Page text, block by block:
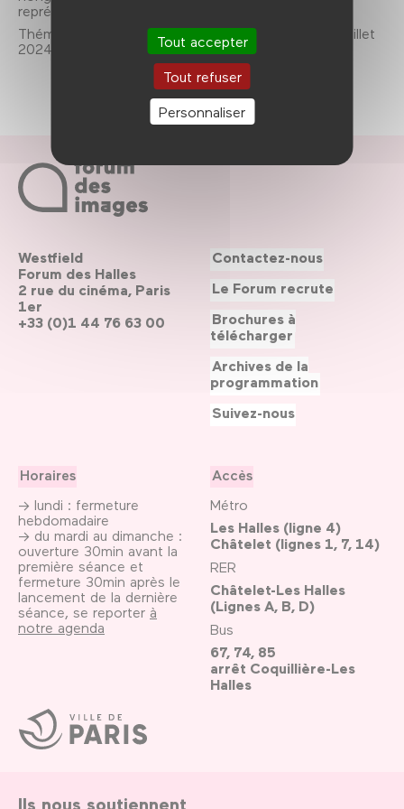
Tout accepter
Tout refuser
Personnaliser
représentations et les questionner.
Thématique
Portrait de Hong Kong, du 3 avril au 7 juillet
2024.
Ville
de
Paris
Westfield
Forum des Halles
2 rue du cinéma, Paris
1er
+33 (0)1 44 76 63 00
Horaires
→ lundi : fermeture
hebdomadaire
→ du mardi au dimanche :
ouverture 30min avant la
première séance et
fermeture 30min après le
lancement de la dernière
séance, se reporter à
notre agenda
Accès
Métro
Les Halles (ligne 4)
Châtelet (lignes 1, 7, 14)
RER
Châtelet-Les Halles
(Lignes A, B, D)
Bus
67, 74, 85
arrêt Coquillière-Les
Halles
Contactez-nous
Le Forum recrute
Brochures à
télécharger
Archives de la
programmation
Suivez-nous
Ils nous soutiennent